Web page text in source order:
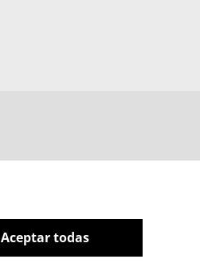
Aceptar todas